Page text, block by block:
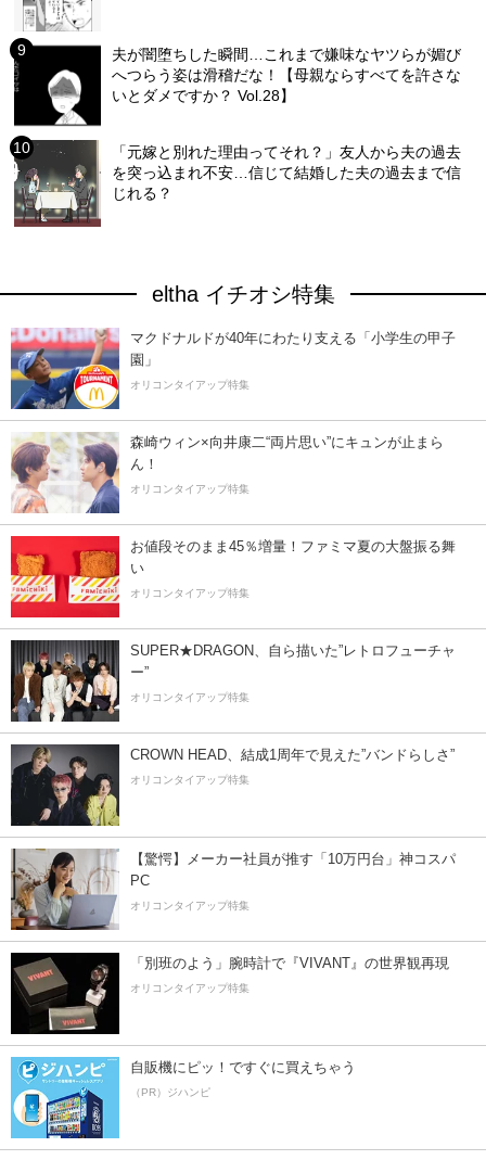
夫が闇堕ちした瞬間…これまで嫌味なヤツらが媚び
へつらう姿は滑稽だな！【母親ならすべてを許さな
いとダメですか？ Vol.28】
「元嫁と別れた理由ってそれ？」友人から夫の過去
を突っ込まれ不安…信じて結婚した夫の過去まで信
じれる？
eltha イチオシ特集
マクドナルドが40年にわたり支える「小学生の甲子
園」
オリコンタイアップ特集
森崎ウィン×向井康二“両片思い”にキュンが止まら
ん！
オリコンタイアップ特集
お値段そのまま45％増量！ファミマ夏の大盤振る舞
い
オリコンタイアップ特集
SUPER★DRAGON、自ら描いた”レトロフューチャ
ー”
オリコンタイアップ特集
CROWN HEAD、結成1周年で見えた”バンドらしさ”
オリコンタイアップ特集
【驚愕】メーカー社員が推す「10万円台」神コスパ
PC
オリコンタイアップ特集
「別班のよう」腕時計で『VIVANT』の世界観再現
オリコンタイアップ特集
自販機にピッ！ですぐに買えちゃう
（PR）ジハンピ